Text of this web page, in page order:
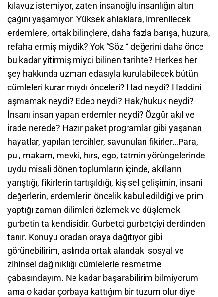
kılavuz istemiyor, zaten insanoğlu insanlığın altın
çağını yaşamıyor. Yüksek ahlaklara, imrenilecek
erdemlere, ortak bilinçlere, daha fazla barışa, huzura,
refaha ermiş miydik? Yok “Söz “ değerini daha önce
bu kadar yitirmiş miydi bilinen tarihte? Herkes her
şey hakkında uzman edasıyla kurulabilecek bütün
cümleleri kurar mıydı önceleri? Had neydi? Haddini
aşmamak neydi? Edep neydi? Hak/hukuk neydi?
İnsanı insan yapan erdemler neydi? Özgür akıl ve
irade nerede? Hazır paket programlar gibi yaşanan
hayatlar, yapılan tercihler, savunulan fikirler…Para,
pul, makam, mevki, hırs, ego, tatmin yörüngelerinde
uydu misali dönen toplumların içinde, akılların
yarıştığı, fikirlerin tartışıldığı, kişisel gelişimin, insani
değerlerin, erdemlerin öncelik kabul edildiği ve prim
yaptığı zaman dilimleri özlemek ve düşlemek
gurbetin ta kendisidir. Gurbetçi gurbetçiyi derdinden
tanır. Konuyu oradan oraya dağıtıyor gibi
görünebilirim, aslında ortak alandaki sosyal ve
zihinsel dağınıklığı cümlelerle resmetme
çabasındayım. Ne kadar başarabilirim bilmiyorum
ama o kadar çorbaya kattığım bir tuzum olur diye